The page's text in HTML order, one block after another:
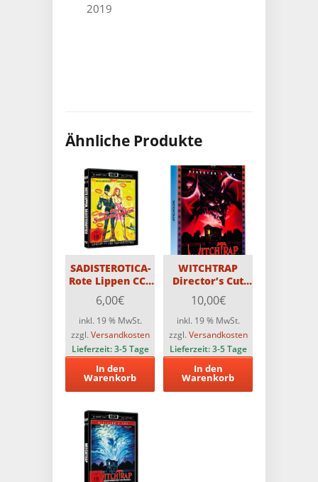
2019
Ähnliche Produkte
SADISTEROTICA-
Rote Lippen CCC
DVD
6,00€
inkl. 19 % MwSt.
zzgl. Versandkosten
Lieferzeit:3-5 Tage
In den
Warenkorb
WITCHTRAP
Director’s Cut
Astro Scanavo-
Edition
10,00€
inkl. 19 % MwSt.
zzgl. Versandkosten
Lieferzeit:3-5 Tage
In den
Warenkorb